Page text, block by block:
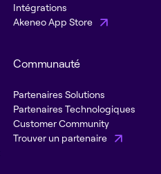
Intégrations
Akeneo App Store
Communauté
Partenaires Solutions
Partenaires Technologiques
Customer Community
Trouver un partenaire